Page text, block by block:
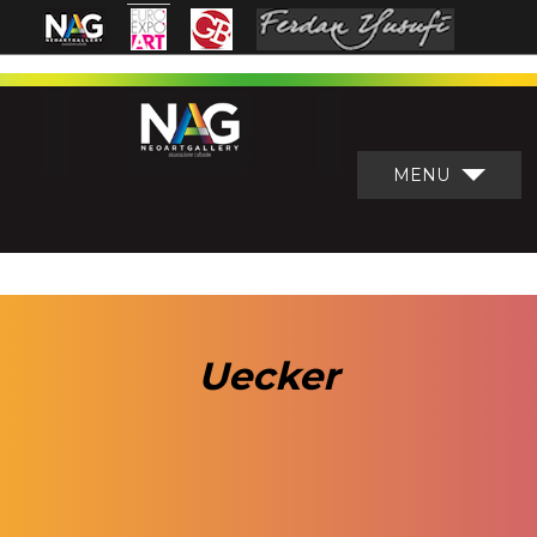
MENU
Uecker